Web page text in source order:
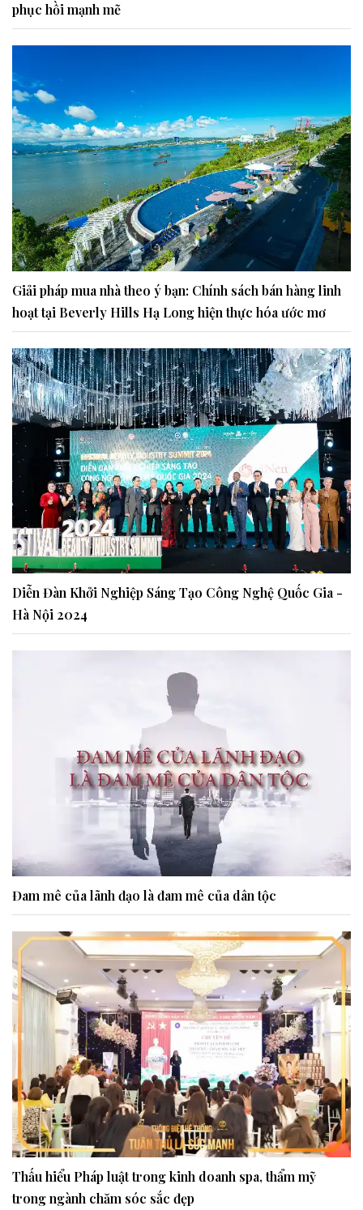
phục hồi mạnh mẽ
Giải pháp mua nhà theo ý bạn: Chính sách bán hàng linh
hoạt tại Beverly Hills Hạ Long hiện thực hóa ước mơ
Diễn Đàn Khởi Nghiệp Sáng Tạo Công Nghệ Quốc Gia -
Hà Nội 2024
Đam mê của lãnh đạo là đam mê của dân tộc
Thấu hiểu Pháp luật trong kinh doanh spa, thẩm mỹ
trong ngành chăm sóc sắc đẹp